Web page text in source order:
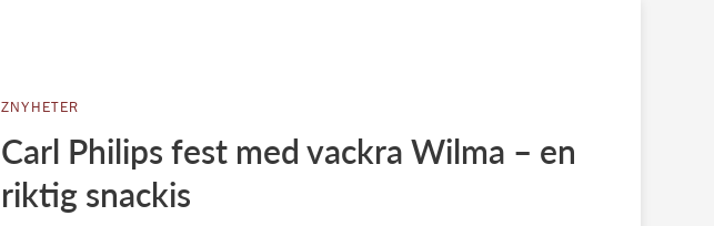
ZNYHETER
Carl Philips fest med vackra Wilma – en
riktig snackis